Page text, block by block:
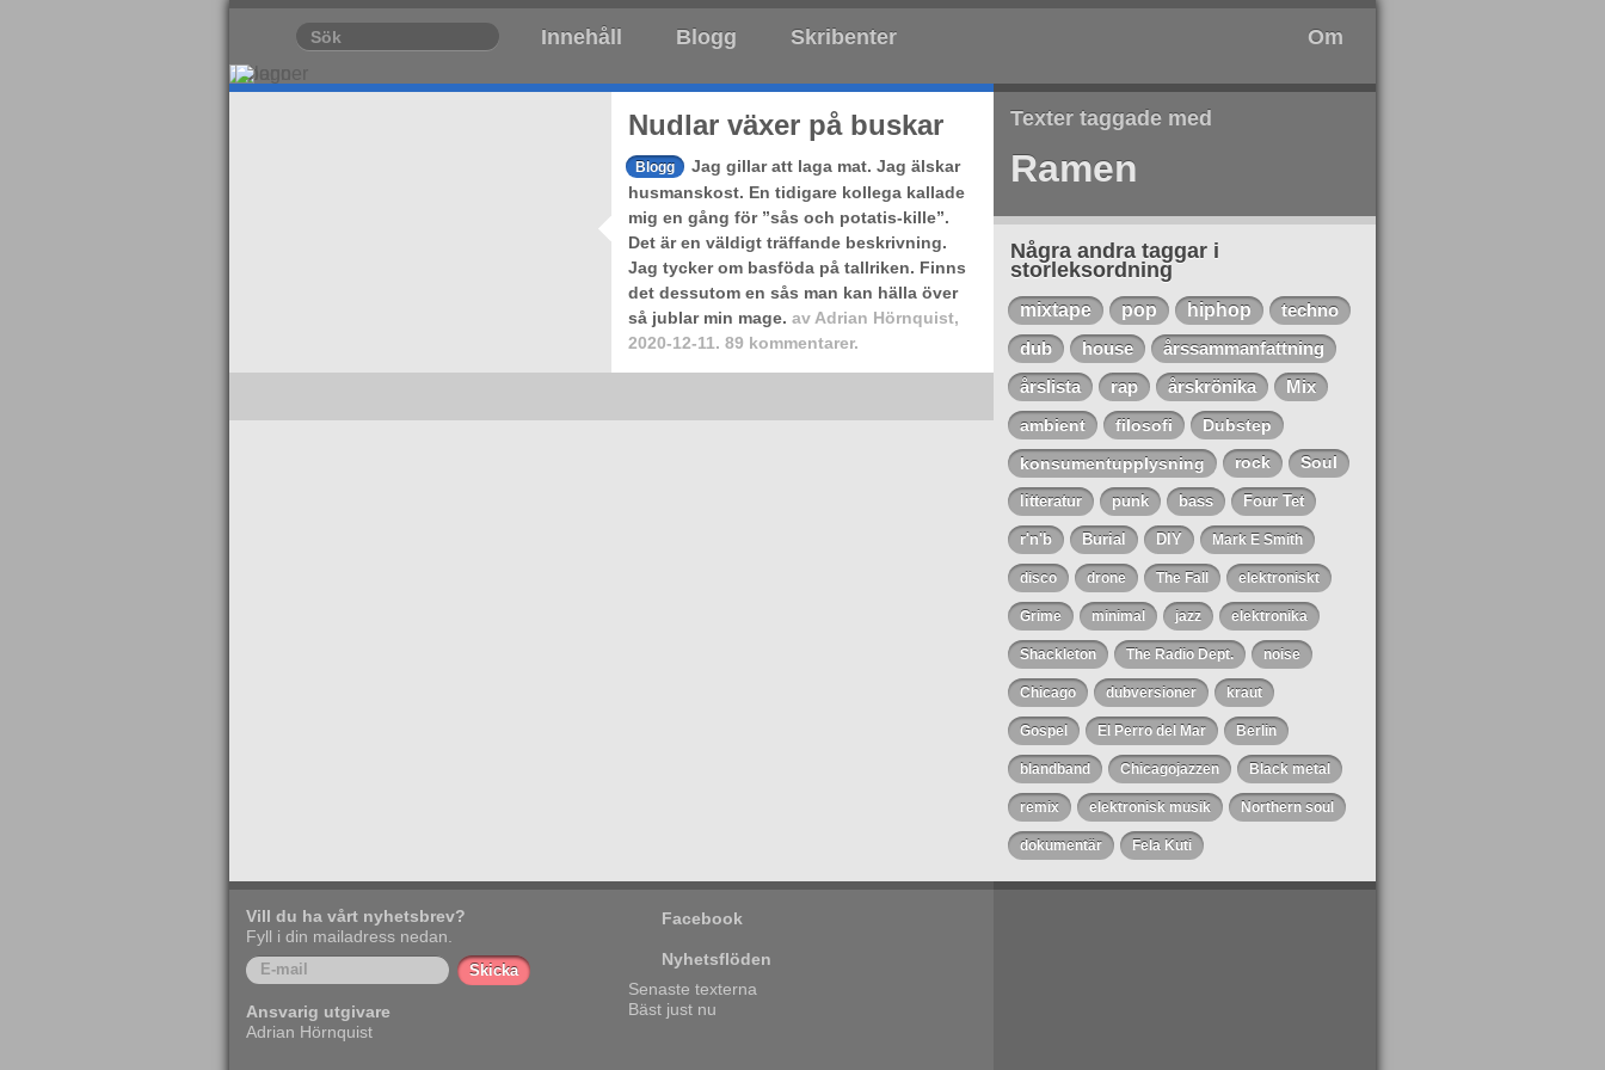
Innehåll Blogg Skribenter Om
Nudlar växer på buskar
Blogg
Jag gillar att laga mat. Jag älskar
husmanskost. En tidigare kollega kallade
mig en gång för ”sås och potatis-kille”.
Det är en väldigt träffande beskrivning.
Jag tycker om basföda på tallriken. Finns
det dessutom en sås man kan hälla över
så jublar min mage. av Adrian Hörnquist,
2020-12-11. 89 kommentarer.
Texter taggade med
Ramen
Några andra taggar i
storleksordning
mixtape pop hiphop
techno
dub
house
årssammanfattning
årslista
rap årskrönika
Mix
ambient
filosofi
Dubstep
konsumentupplysning
rock Soul
litteratur punk bass Four Tet
r'n'b Burial DIY Mark E Smith
disco drone The Fall elektroniskt
Grime minimal jazz elektronika
Shackleton The Radio Dept. noise
Chicago dubversioner kraut
Gospel El Perro del Mar Berlin
blandband Chicagojazzen Black metal
remix elektronisk musik Northern soul
dokumentär Fela Kuti
Vill du ha vårt nyhetsbrev?
Fyll i din mailadress nedan.
Ansvarig utgivare
Adrian Hörnquist
Facebook
Nyhetsflöden
Senaste texterna
Bäst just nu